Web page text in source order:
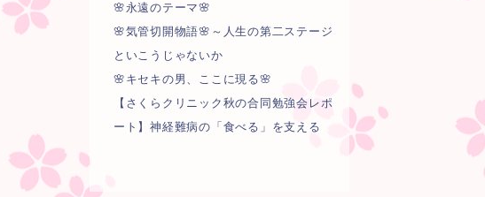
🌸永遠のテーマ🌸
🌸気管切開物語🌸～人生の第二ステージ
といこうじゃないか
🌸キセキの男、ここに現る🌸
【さくらクリニック秋の合同勉強会レポ
ート】神経難病の「食べる」を支える